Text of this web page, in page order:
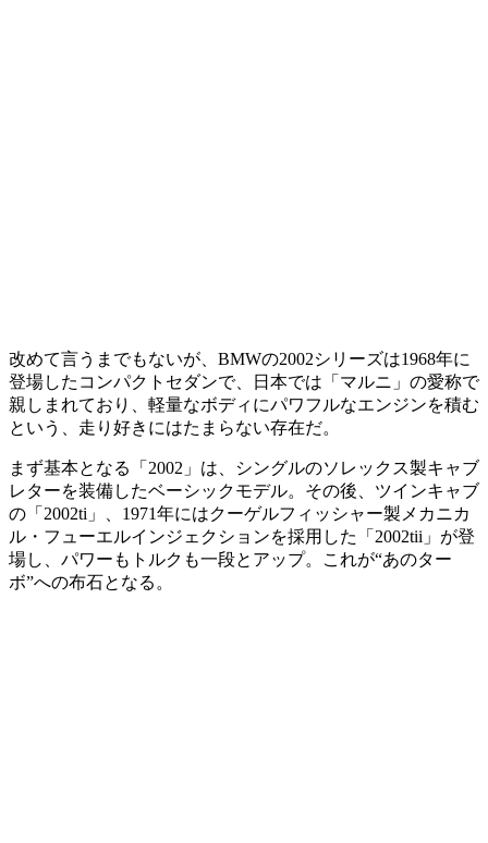
改めて言うまでもないが、BMWの2002シリーズは1968年に
登場したコンパクトセダンで、日本では「マルニ」の愛称で
親しまれており、軽量なボディにパワフルなエンジンを積む
という、走り好きにはたまらない存在だ。
まず基本となる「2002」は、シングルのソレックス製キャブ
レターを装備したベーシックモデル。その後、ツインキャブ
の「2002ti」、1971年にはクーゲルフィッシャー製メカニカ
ル・フューエルインジェクションを採用した「2002tii」が登
場し、パワーもトルクも一段とアップ。これが“あのター
ボ”への布石となる。